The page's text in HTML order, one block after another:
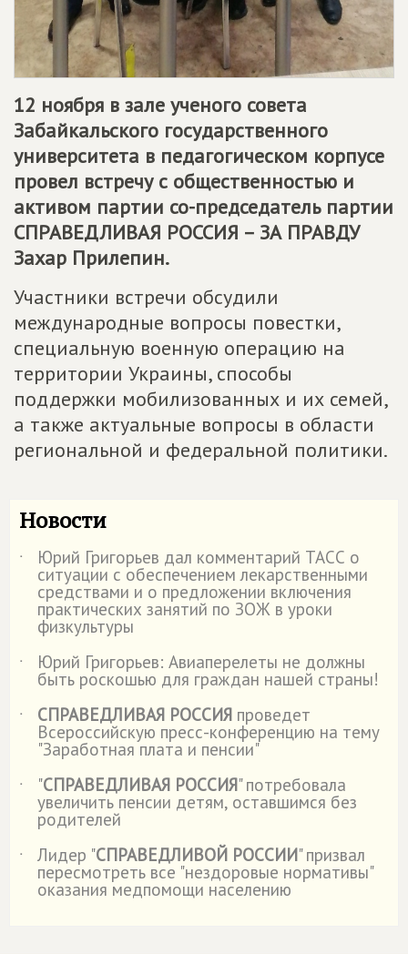
12 ноября в зале ученого совета
Забайкальского государственного
университета в педагогическом корпусе
провел встречу с общественностью и
активом партии со-председатель партии
СПРАВЕДЛИВАЯ РОССИЯ – ЗА ПРАВДУ
Захар Прилепин.
Участники встречи обсудили
международные вопросы повестки,
специальную военную операцию на
территории Украины, способы
поддержки мобилизованных и их семей,
а также актуальные вопросы в области
региональной и федеральной политики.
Новости
˙ Юрий Григорьев дал комментарий ТАСС о
ситуации с обеспечением лекарственными
средствами и о предложении включения
практических занятий по ЗОЖ в уроки
физкультуры
˙
Юрий Григорьев: Авиаперелеты не должны
быть роскошью для граждан нашей страны!
˙
СПРАВЕДЛИВАЯ РОССИЯ проведет
Всероссийскую пресс-конференцию на тему
"Заработная плата и пенсии"
˙
"СПРАВЕДЛИВАЯ РОССИЯ" потребовала
увеличить пенсии детям, оставшимся без
родителей
˙
Лидер "СПРАВЕДЛИВОЙ РОССИИ" призвал
пересмотреть все "нездоровые нормативы"
оказания медпомощи населению